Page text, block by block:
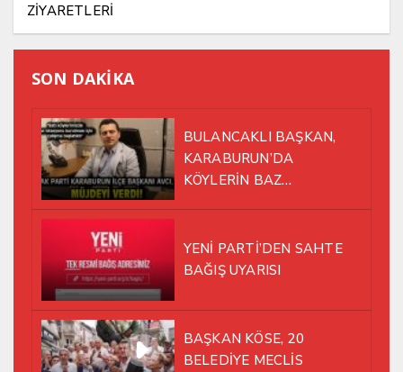
ZİYARETLERİ
SON DAKİKA
BULANCAKLI BAŞKAN,
KARABURUN’DA
KÖYLERİN BAZ
YENİ PARTİ’DEN SAHTE
BAĞIŞ UYARISI
BAŞKAN KÖSE, 20
BELEDİYE MECLİS